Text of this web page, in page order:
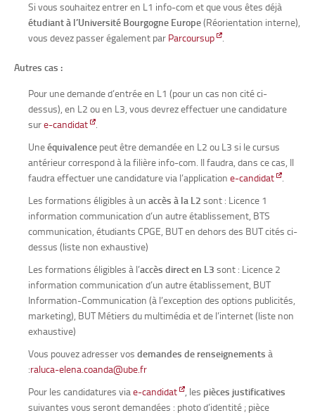
Si vous souhaitez entrer en L1 info-com et que vous êtes déjà
étudiant à l’Université Bourgogne Europe(Réorientation interne),
vous devez passer également par Parcoursup .
Autres cas :
Pour une demande d’entrée en L1 (pour un cas non cité ci-
dessus), en L2 ou en L3, vous devrez effectuer une candidature
sure-candidat
.
Uneéquivalence peut être demandée en L2 ou L3 si le cursus
antérieur correspond à la filière info-com. Il faudra, dans ce cas, Il
faudra effectuer une candidature via l’application e-candidat
.
Les formations éligibles à un accès à la L2 sont : Licence 1
information communication d’un autre établissement, BTS
communication, étudiants CPGE, BUT en dehors des BUT cités ci-
dessus (liste non exhaustive)
Les formations éligibles à l’accès direct en L3 sont : Licence 2
information communication d’un autre établissement, BUT
Information-Communication (à l’exception des options publicités,
marketing), BUT Métiers du multimédia et de l’internet (liste non
exhaustive)
Vous pouvez adresser vos demandes de renseignements à
:raluca-elena.coanda@ube.fr
Pour les candidatures viae-candidat , les pièces justificatives
suivantes vous seront demandées : photo d’identité ; pièce